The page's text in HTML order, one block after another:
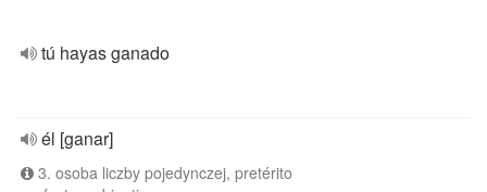
tú hayas ganado
él [ganar]
3. osoba liczby pojedynczej, pretérito